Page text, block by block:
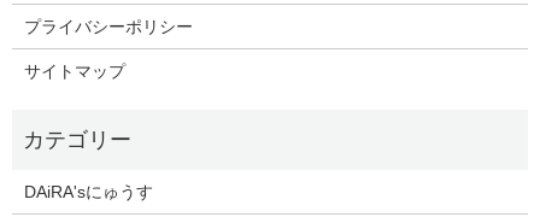
プライバシーポリシー
サイトマップ
DAiRA'sにゅうす